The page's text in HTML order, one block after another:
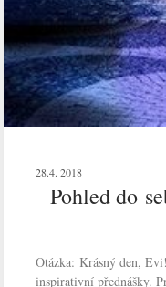
28.4. 2018
Pohled do
Otázka: Krásný den,
inspirativní přednášky.